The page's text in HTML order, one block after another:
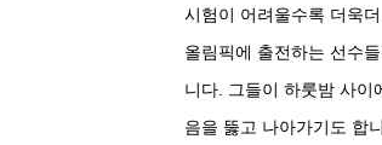
시험이 어려울수록 더욱
올림픽에 출전하는 선수
니다. 그들이 하룻밤 사이
음을 뚫고 나아가기도 합